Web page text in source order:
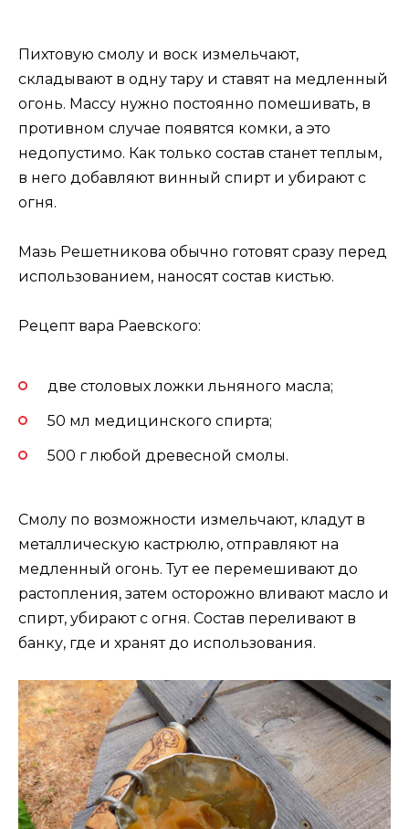
Пихтовую смолу и воск измельчают,
складывают в одну тару и ставят на медленный
огонь. Массу нужно постоянно помешивать, в
противном случае появятся комки, а это
недопустимо. Как только состав станет теплым,
в него добавляют винный спирт и убирают с
огня.
Мазь Решетникова обычно готовят сразу перед
использованием, наносят состав кистью.
Рецепт вара Раевского:
две столовых ложки льняного масла;
50 мл медицинского спирта;
500 г любой древесной смолы.
Смолу по возможности измельчают, кладут в
металлическую кастрюлю, отправляют на
медленный огонь. Тут ее перемешивают до
растопления, затем осторожно вливают масло и
спирт, убирают с огня. Состав переливают в
банку, где и хранят до использования.